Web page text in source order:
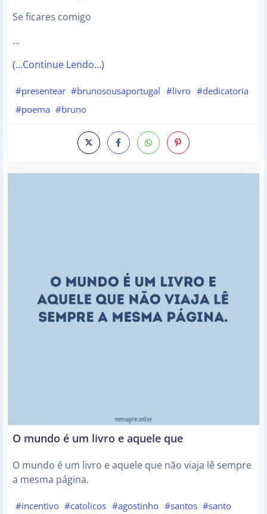
Se ficares comigo
…
(…Continue Lendo…)
#presentear #brunosousaportugal #livro #dedicatoria
#poema #bruno
O mundo é um livro e aquele que
O mundo é um livro e aquele que não viaja lê sempre
a mesma página.
#incentivo #catolicos #agostinho #santos #santo